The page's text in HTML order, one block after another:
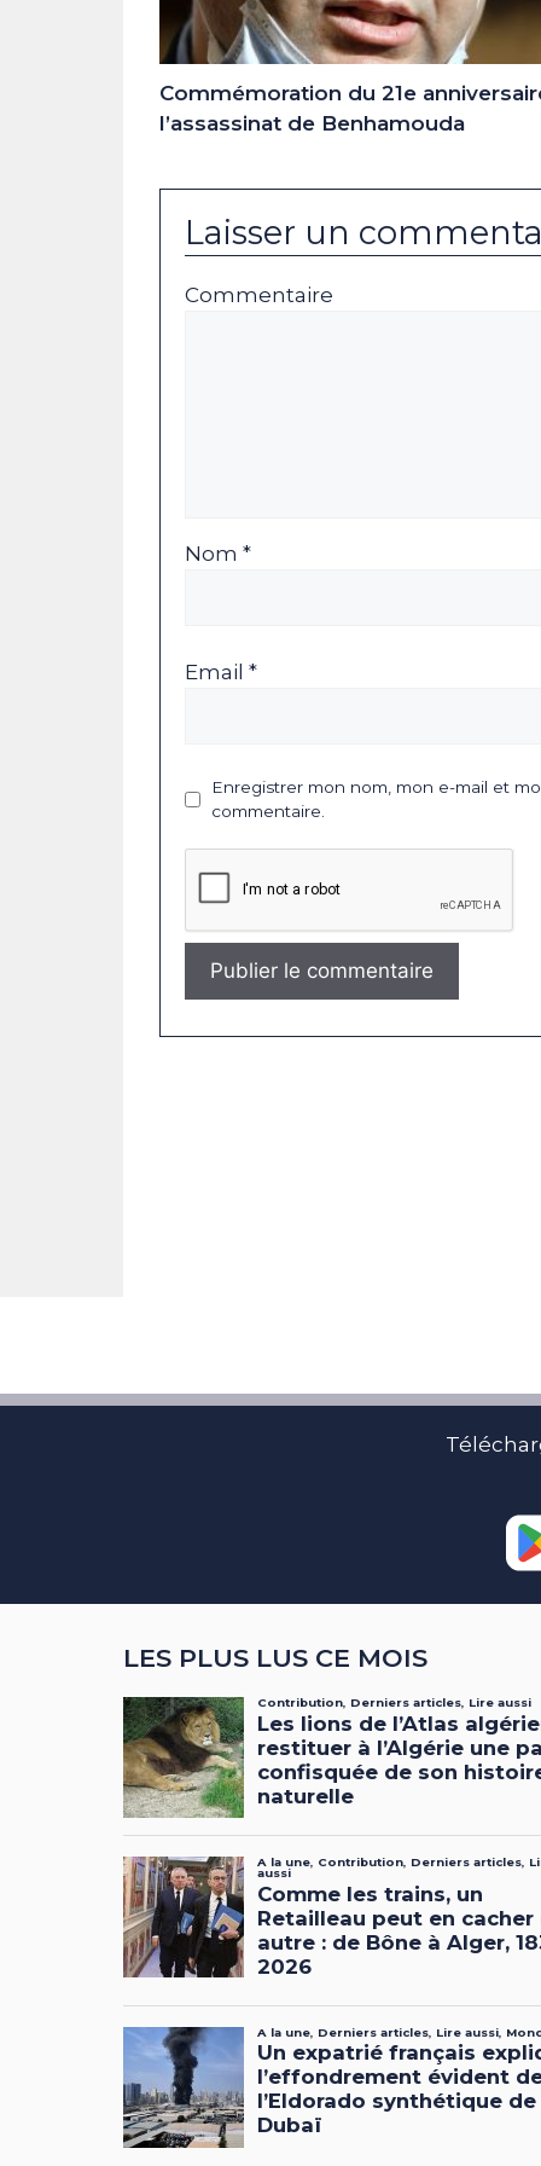
Commémoration du 21e
l’assassinat de Benhamouda
Laisser un
Commentaire
Nom *
Email *
Enregistrer mon nom, mon e-mail et
commentaire.
LES PLUS LUS CE MOIS